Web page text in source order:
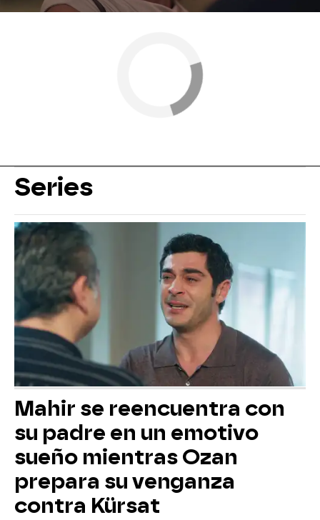
Series
Mahir se reencuentra con
su padre en un emotivo
sueño mientras Ozan
prepara su venganza
contra Kürsat